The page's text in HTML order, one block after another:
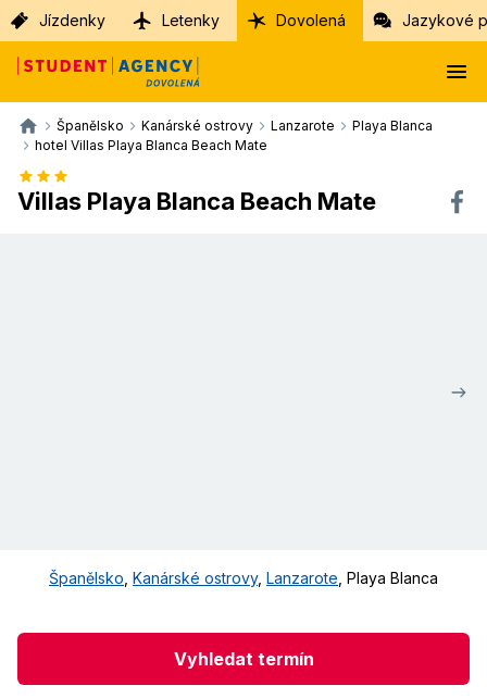
Jízdenky Letenky Dovolená Jazykové
Španělsko Kanárské ostrovy Lanzarote
Playa Blanca
hotel Villas Playa Blanca Beach Mate
Villas Playa Blanca Beach Mate
Španělsko Kanárské ostrovy, Lanzarote Playa Blanca
Vyhledat termín